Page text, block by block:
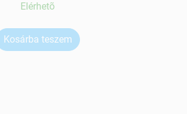
Elérhetõ
Kosárba teszem